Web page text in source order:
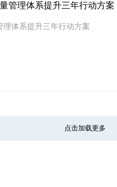
管理体系提升三年行动方案
理体系提升三年行动方案
点击加载更多